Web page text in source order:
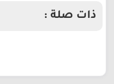
ذات صلة :